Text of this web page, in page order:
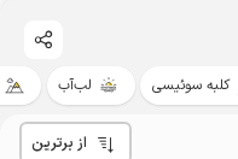
کلبه سوئیسی لب‌آب
از برترین